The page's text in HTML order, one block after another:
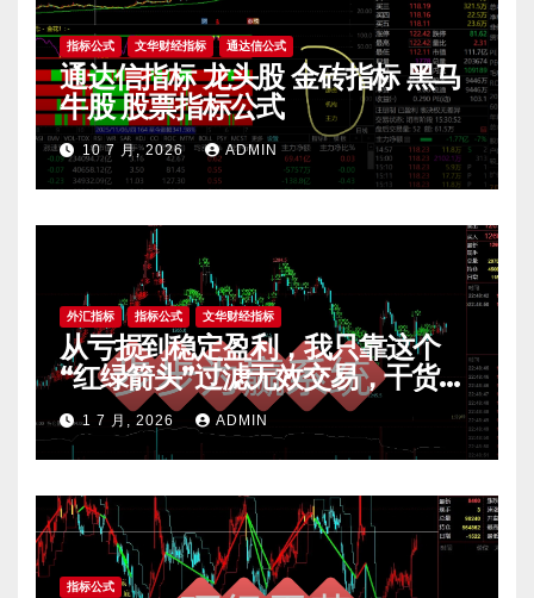
指标公式 文华财经指标 通达信公式
通达信指标 龙头股 金砖指标 黑马
牛股 股票指标公式
10 7 月, 2026 ADMIN
外汇指标 指标公式 文华财经指标
从亏损到稳定盈利，我只靠这个
“红绿箭头”过滤无效交易，干货全
公开 mt4指标
1 7 月, 2026 ADMIN
指标公式